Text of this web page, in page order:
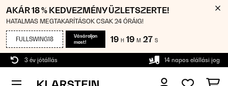
AKÁR 18 % KEDVEZMÉNY ÜZLETSZERTE!
HATALMAS MEGTAKARÍTÁSOK CSAK 24 ÓRÁIG!
FULLSWING18
Vásároljon
most!
19 H 19 M 27 S
3 év jótállás 14 napos elállási jog